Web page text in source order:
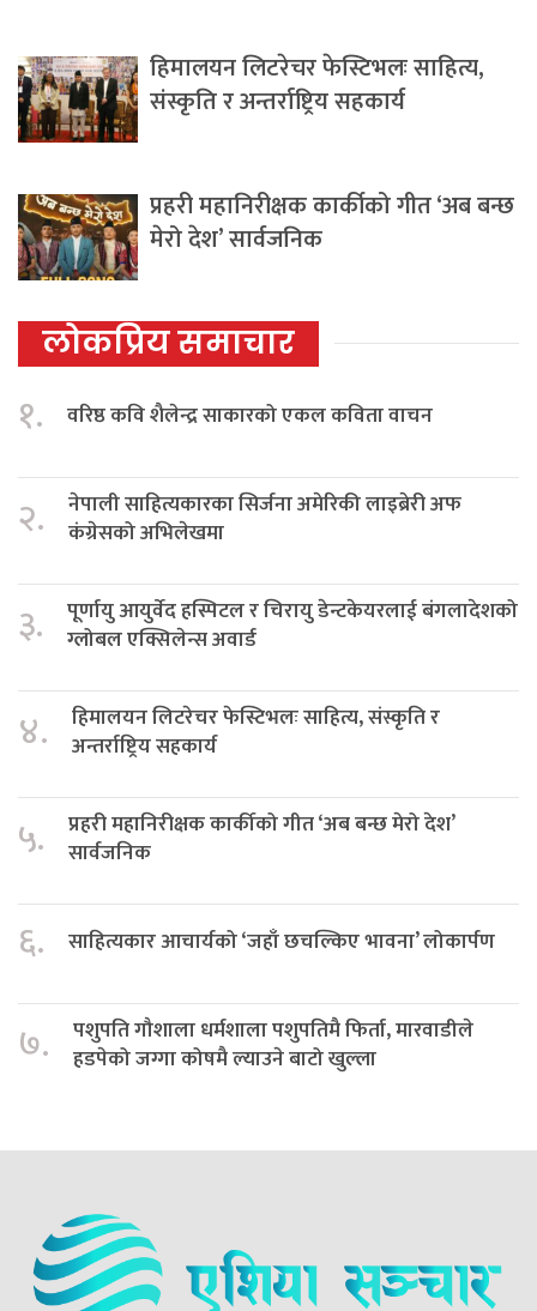
हिमालयन लिटरेचर फेस्टिभलः साहित्य,
संस्कृति र अन्तर्राष्ट्रिय सहकार्य
प्रहरी महानिरीक्षक कार्कीको गीत ‘अब बन्छ
मेरो देश’ सार्वजनिक
लोकप्रिय समाचार
१. वरिष्ठ कवि शैलेन्द्र साकारको एकल कविता वाचन
२.
नेपाली साहित्यकारका सिर्जना अमेरिकी लाइब्रेरी अफ
कंग्रेसको अभिलेखमा
३.
पूर्णायु आयुर्वेद हस्पिटल र चिरायु डेन्टकेयरलाई बंगलादेशको
ग्लोबल एक्सिलेन्स अवार्ड
४.
हिमालयन लिटरेचर फेस्टिभलः साहित्य, संस्कृति र
अन्तर्राष्ट्रिय सहकार्य
५.
प्रहरी महानिरीक्षक कार्कीको गीत ‘अब बन्छ मेरो देश’
सार्वजनिक
६. साहित्यकार आचार्यको ‘जहाँ छचल्किए भावना’ लोकार्पण
७.
पशुपति गौशाला धर्मशाला पशुपतिमै फिर्ता, मारवाडीले
हडपेको जग्गा कोषमै ल्याउने बाटो खुल्ला